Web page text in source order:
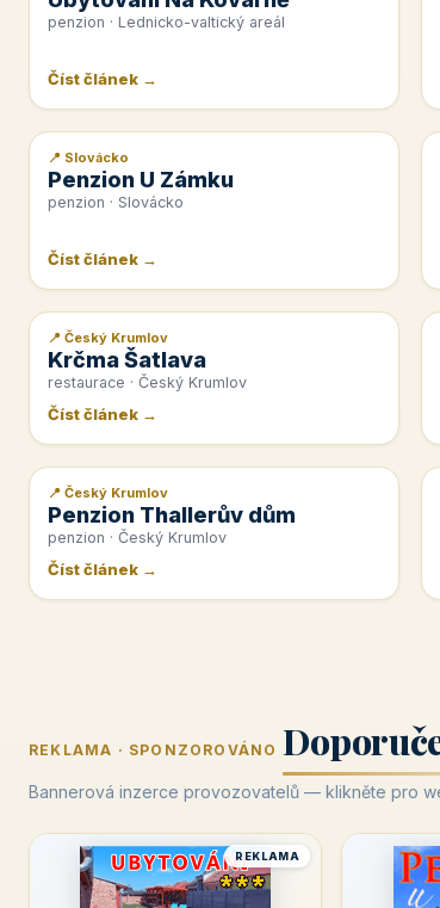
penzion · Lednicko-valtický areál
Číst článek →
📰 PR článek
📍 Slovácko
Penzion U Zámku
penzion · Slovácko
Číst článek →
📰 PR článek
📍 Český Krumlov
Krčma Šatlava
restaurace · Český Krumlov
Číst článek →
📰 PR článek
📍 Český Krumlov
Penzion Thallerův dům
penzion · Český Krumlov
Číst článek →
REKLAMA · SPONZOROVÁNO
Bannerová inzerce provozovatelů — klikněte pro
REKLAMA